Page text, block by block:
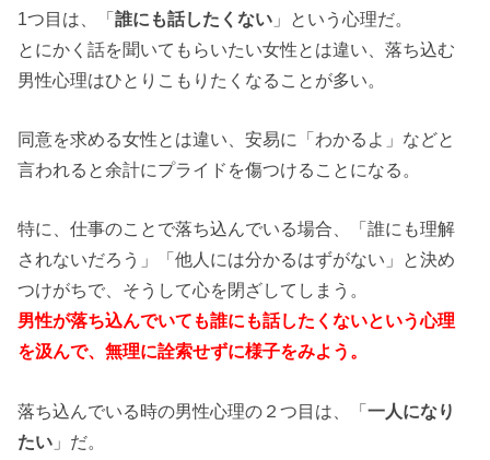
1つ目は、「誰にも話したくない 」という心理だ。
とにかく話を聞いてもらいたい女性とは違い、落ち込む
男性心理はひとりこもりたくなることが多い。
同意を求める女性とは違い、安易に「わかるよ」などと
言われると余計にプライドを傷つけることになる。
特に、仕事のことで落ち込んでいる場合、「誰にも理解
されないだろう」「他人には分かるはずがない」と決め
つけがちで、そうして心を閉ざしてしまう。
男性が落ち込んでいても誰にも話したくないという心理
を汲んで、無理に詮索せずに様子をみよう。
落ち込んでいる時の男性心理の２つ目は、「一人になり
たい 」だ。